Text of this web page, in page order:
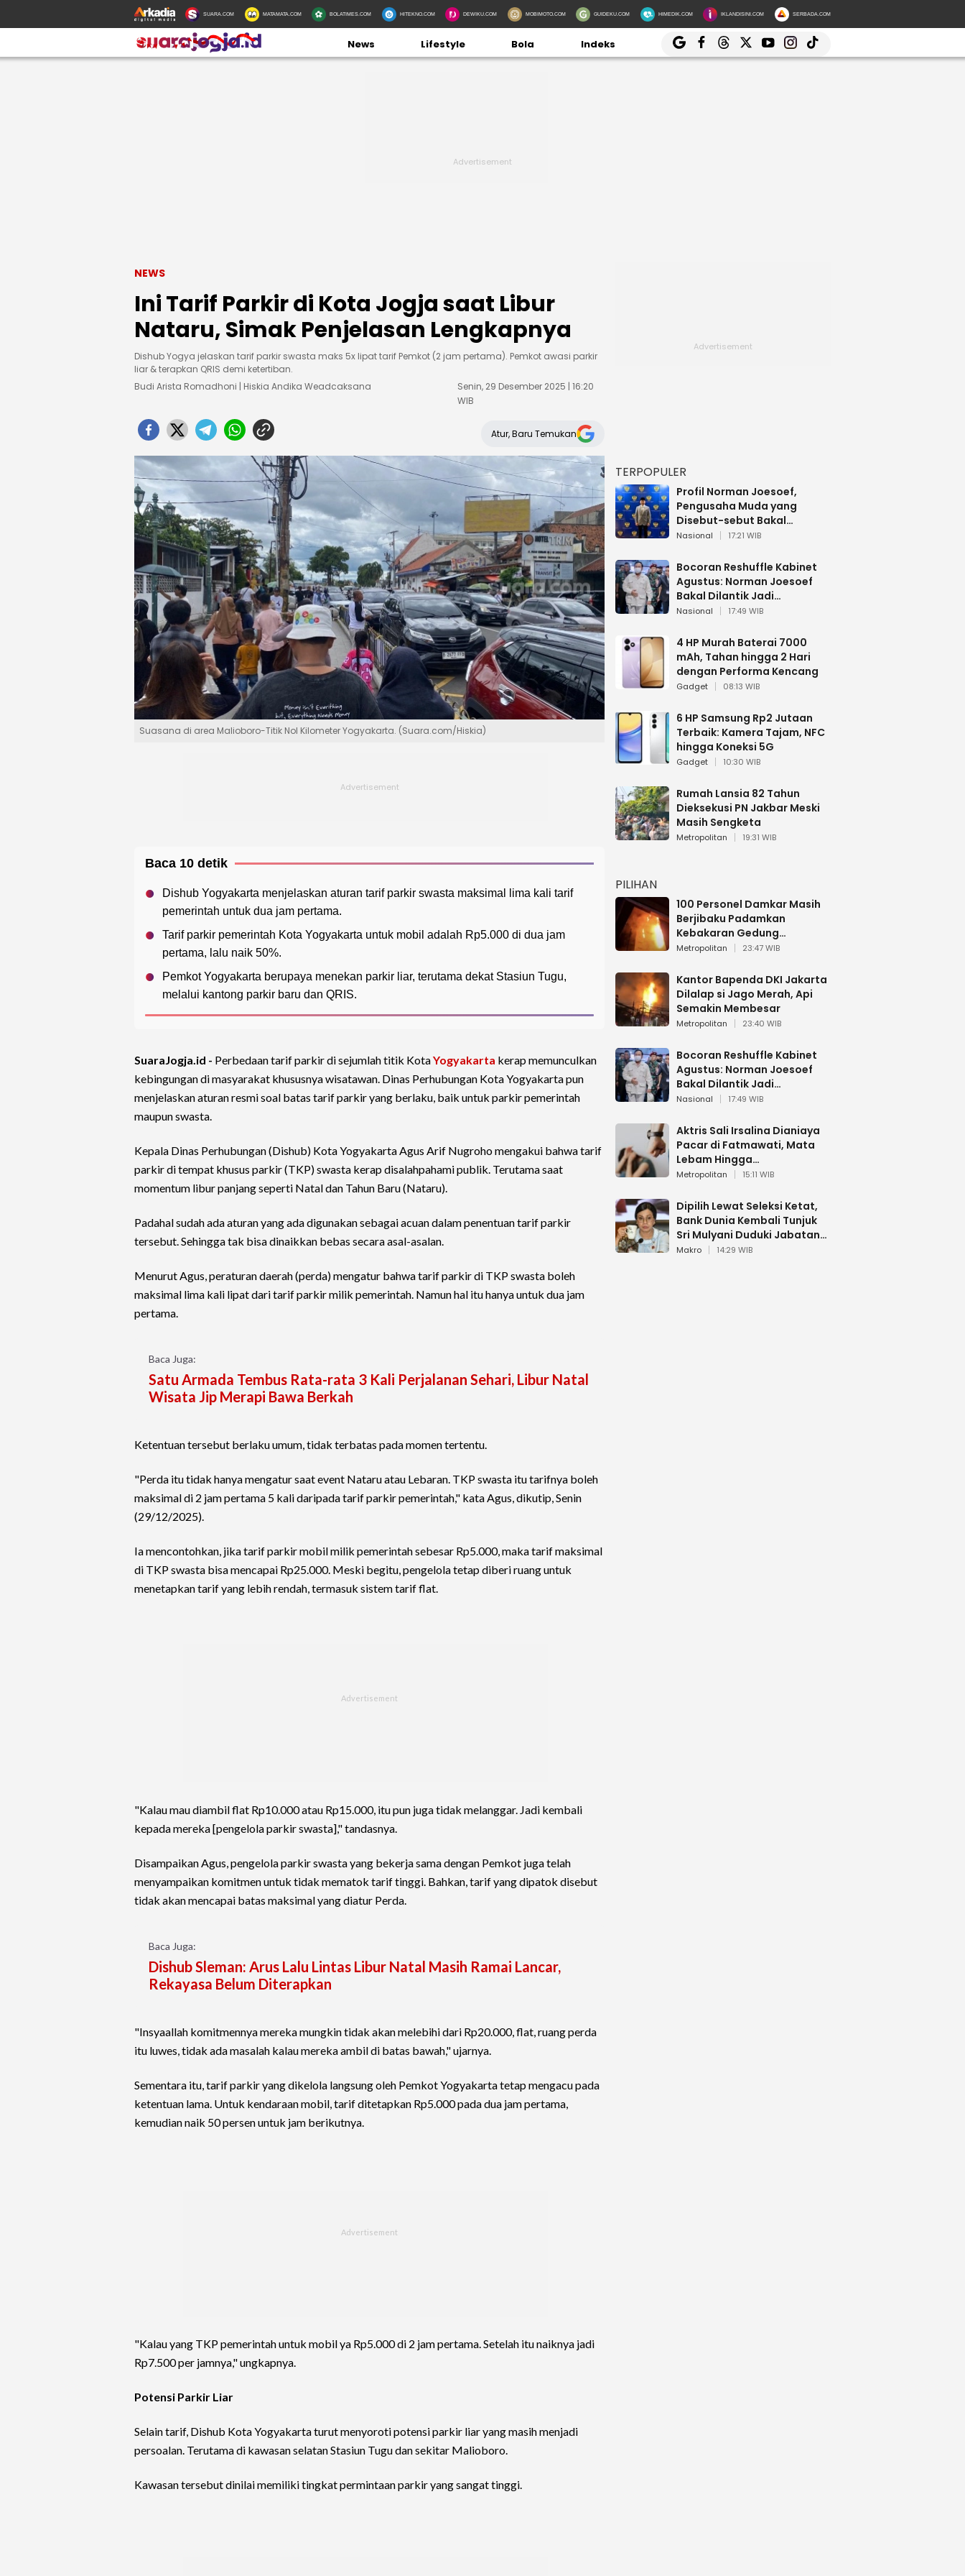
SUARA.COM MATAMATA.COM BOLATIMES.COM HITEKNO.COM DEWIKU.COM MOBIMOTO.COM GUIDEKU.COM HIMEDIK.COM IKLANDISINI.COM SERBADA.COM
News Lifestyle Bola Indeks
NEWS
Ini Tarif Parkir di Kota Jogja saat Libur
Nataru, Simak Penjelasan Lengkapnya
Dishub Yogya jelaskan tarif parkir swasta maks 5x lipat tarif Pemkot (2 jam pertama). Pemkot awasi parkir
liar & terapkan QRIS demi ketertiban.
Budi Arista Romadhoni | Hiskia Andika Weadcaksana
Senin, 29 Desember 2025 | 16:20
WIB
Atur, Baru Temukan
Suasana di area Malioboro-Titik Nol Kilometer Yogyakarta. (Suara.com/Hiskia)
Baca 10 detik
Dishub Yogyakarta menjelaskan aturan tarif parkir swasta maksimal lima kali tarif
pemerintah untuk dua jam pertama.
Tarif parkir pemerintah Kota Yogyakarta untuk mobil adalah Rp5.000 di dua jam
pertama, lalu naik 50%.
Pemkot Yogyakarta berupaya menekan parkir liar, terutama dekat Stasiun Tugu,
melalui kantong parkir baru dan QRIS.
SuaraJogja.id - Perbedaan tarif parkir di sejumlah titik KotaYogyakarta kerap memunculkan
kebingungan di masyarakat khususnya wisatawan. Dinas Perhubungan Kota Yogyakarta pun
menjelaskan aturan resmi soal batas tarif parkir yang berlaku, baik untuk parkir pemerintah
maupun swasta.
Kepala Dinas Perhubungan (Dishub) Kota Yogyakarta Agus Arif Nugroho mengakui bahwa tarif
parkir di tempat khusus parkir (TKP) swasta kerap disalahpahami publik. Terutama saat
momentum libur panjang seperti Natal dan Tahun Baru (Nataru).
Padahal sudah ada aturan yang ada digunakan sebagai acuan dalam penentuan tarif parkir
tersebut. Sehingga tak bisa dinaikkan bebas secara asal-asalan.
Menurut Agus, peraturan daerah (perda) mengatur bahwa tarif parkir di TKP swasta boleh
maksimal lima kali lipat dari tarif parkir milik pemerintah. Namun hal itu hanya untuk dua jam
pertama.
Baca Juga:
Satu Armada Tembus Rata-rata 3 Kali Perjalanan Sehari, Libur Natal
Wisata Jip Merapi Bawa Berkah
Ketentuan tersebut berlaku umum, tidak terbatas pada momen tertentu.
"Perda itu tidak hanya mengatur saat event Nataru atau Lebaran. TKP swasta itu tarifnya boleh
maksimal di 2 jam pertama 5 kali daripada tarif parkir pemerintah," kata Agus, dikutip, Senin
(29/12/2025).
Ia mencontohkan, jika tarif parkir mobil milik pemerintah sebesar Rp5.000, maka tarif maksimal
di TKP swasta bisa mencapai Rp25.000. Meski begitu, pengelola tetap diberi ruang untuk
menetapkan tarif yang lebih rendah, termasuk sistem tarif flat.
"Kalau mau diambil flat Rp10.000 atau Rp15.000, itu pun juga tidak melanggar. Jadi kembali
kepada mereka [pengelola parkir swasta]," tandasnya.
Disampaikan Agus, pengelola parkir swasta yang bekerja sama dengan Pemkot juga telah
menyampaikan komitmen untuk tidak mematok tarif tinggi. Bahkan, tarif yang dipatok disebut
tidak akan mencapai batas maksimal yang diatur Perda.
Baca Juga:
Dishub Sleman: Arus Lalu Lintas Libur Natal Masih Ramai Lancar,
Rekayasa Belum Diterapkan
"Insyaallah komitmennya mereka mungkin tidak akan melebihi dari Rp20.000, flat, ruang perda
itu luwes, tidak ada masalah kalau mereka ambil di batas bawah," ujarnya.
Sementara itu, tarif parkir yang dikelola langsung oleh Pemkot Yogyakarta tetap mengacu pada
ketentuan lama. Untuk kendaraan mobil, tarif ditetapkan Rp5.000 pada dua jam pertama,
kemudian naik 50 persen untuk jam berikutnya.
"Kalau yang TKP pemerintah untuk mobil ya Rp5.000 di 2 jam pertama. Setelah itu naiknya jadi
Rp7.500 per jamnya," ungkapnya.
Potensi Parkir Liar
Selain tarif, Dishub Kota Yogyakarta turut menyoroti potensi parkir liar yang masih menjadi
persoalan. Terutama di kawasan selatan Stasiun Tugu dan sekitar Malioboro.
Kawasan tersebut dinilai memiliki tingkat permintaan parkir yang sangat tinggi.
TERPOPULER
Profil Norman Joesoef,
Pengusaha Muda yang
Disebut-sebut Bakal
Dilantik Jadi Wamenhan RI
Nasional 17:21 WIB
Bocoran Reshuffle Kabinet
Agustus: Norman Joesoef
Bakal Dilantik Jadi
Wamenhan RI
Nasional 17:49 WIB
4 HP Murah Baterai 7000
mAh, Tahan hingga 2 Hari
dengan Performa Kencang
Gadget 08:13 WIB
6 HP Samsung Rp2 Jutaan
Terbaik: Kamera Tajam, NFC
hingga Koneksi 5G
Gadget 10:30 WIB
Rumah Lansia 82 Tahun
Dieksekusi PN Jakbar Meski
Masih Sengketa
Metropolitan 19:31 WIB
PILIHAN
100 Personel Damkar Masih
Berjibaku Padamkan
Kebakaran Gedung
Bapenda DKI
Metropolitan 23:47 WIB
Kantor Bapenda DKI Jakarta
Dilalap si Jago Merah, Api
Semakin Membesar
Metropolitan 23:40 WIB
Bocoran Reshuffle Kabinet
Agustus: Norman Joesoef
Bakal Dilantik Jadi
Wamenhan RI
Nasional 17:49 WIB
Aktris Sali Irsalina Dianiaya
Pacar di Fatmawati, Mata
Lebam Hingga
Diselamatkan Polantas
Metropolitan 15:11 WIB
Dipilih Lewat Seleksi Ketat,
Bank Dunia Kembali Tunjuk
Sri Mulyani Duduki Jabatan
Strategis
Makro 14:29 WIB